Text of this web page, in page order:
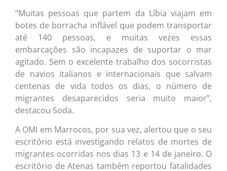
“Muitas pessoas que partem da Líbia viajam em
botes de borracha inflável que podem transportar
até 140 pessoas, e muitas vezes essas
embarcações são incapazes de suportar o mar
agitado. Sem o excelente trabalho dos socorristas
de navios italianos e internacionais que salvam
centenas de vida todos os dias, o número de
migrantes desaparecidos seria muito maior”,
destacou Soda.
A OMI em Marrocos, por sua vez, alertou que o seu
escritório está investigando relatos de mortes de
migrantes ocorridas nos dias 13 e 14 de janeiro. O
escritório de Atenas também reportou fatalidades